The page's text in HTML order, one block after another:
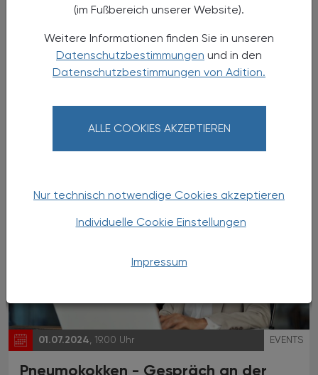
(im Fußbereich unserer Website).
Weitere Informationen finden Sie in unseren
Datenschutzbestimmungen und in den
Datenschutzbestimmungen von Adition.
ALLE COOKIES AKZEPTIEREN
Nur technisch notwendige Cookies akzeptieren
Individuelle Cookie Einstellungen
Impressum
30.06.2024, 10.00 bis 12.00 Uhr
Kräutergarten
in Salzburg-Freisaal
01.07.2024, 19.00 Uhr EVENTS
Pneumokokken - Gespräch an der